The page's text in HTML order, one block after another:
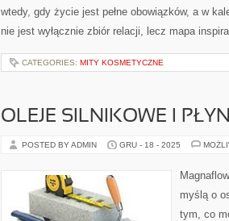
wtedy, gdy życie jest pełne obowiązków, a w
nie jest wyłącznie zbiór relacji, lecz mapa
CATEGORIES: MITY KOSMETYCZNE
OLEJE SILNIKOWE I
POSTED BY ADMIN GRU - 18 - 2025
myślą o
tym, co